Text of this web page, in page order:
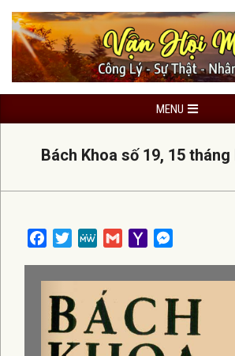
Skip
content
Navigation
MENU
Bách Khoa số 19, 15
Facebook
TwitterMeWeGmailYahoo